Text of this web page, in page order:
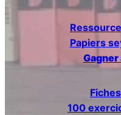
Papiers
Gagner
100